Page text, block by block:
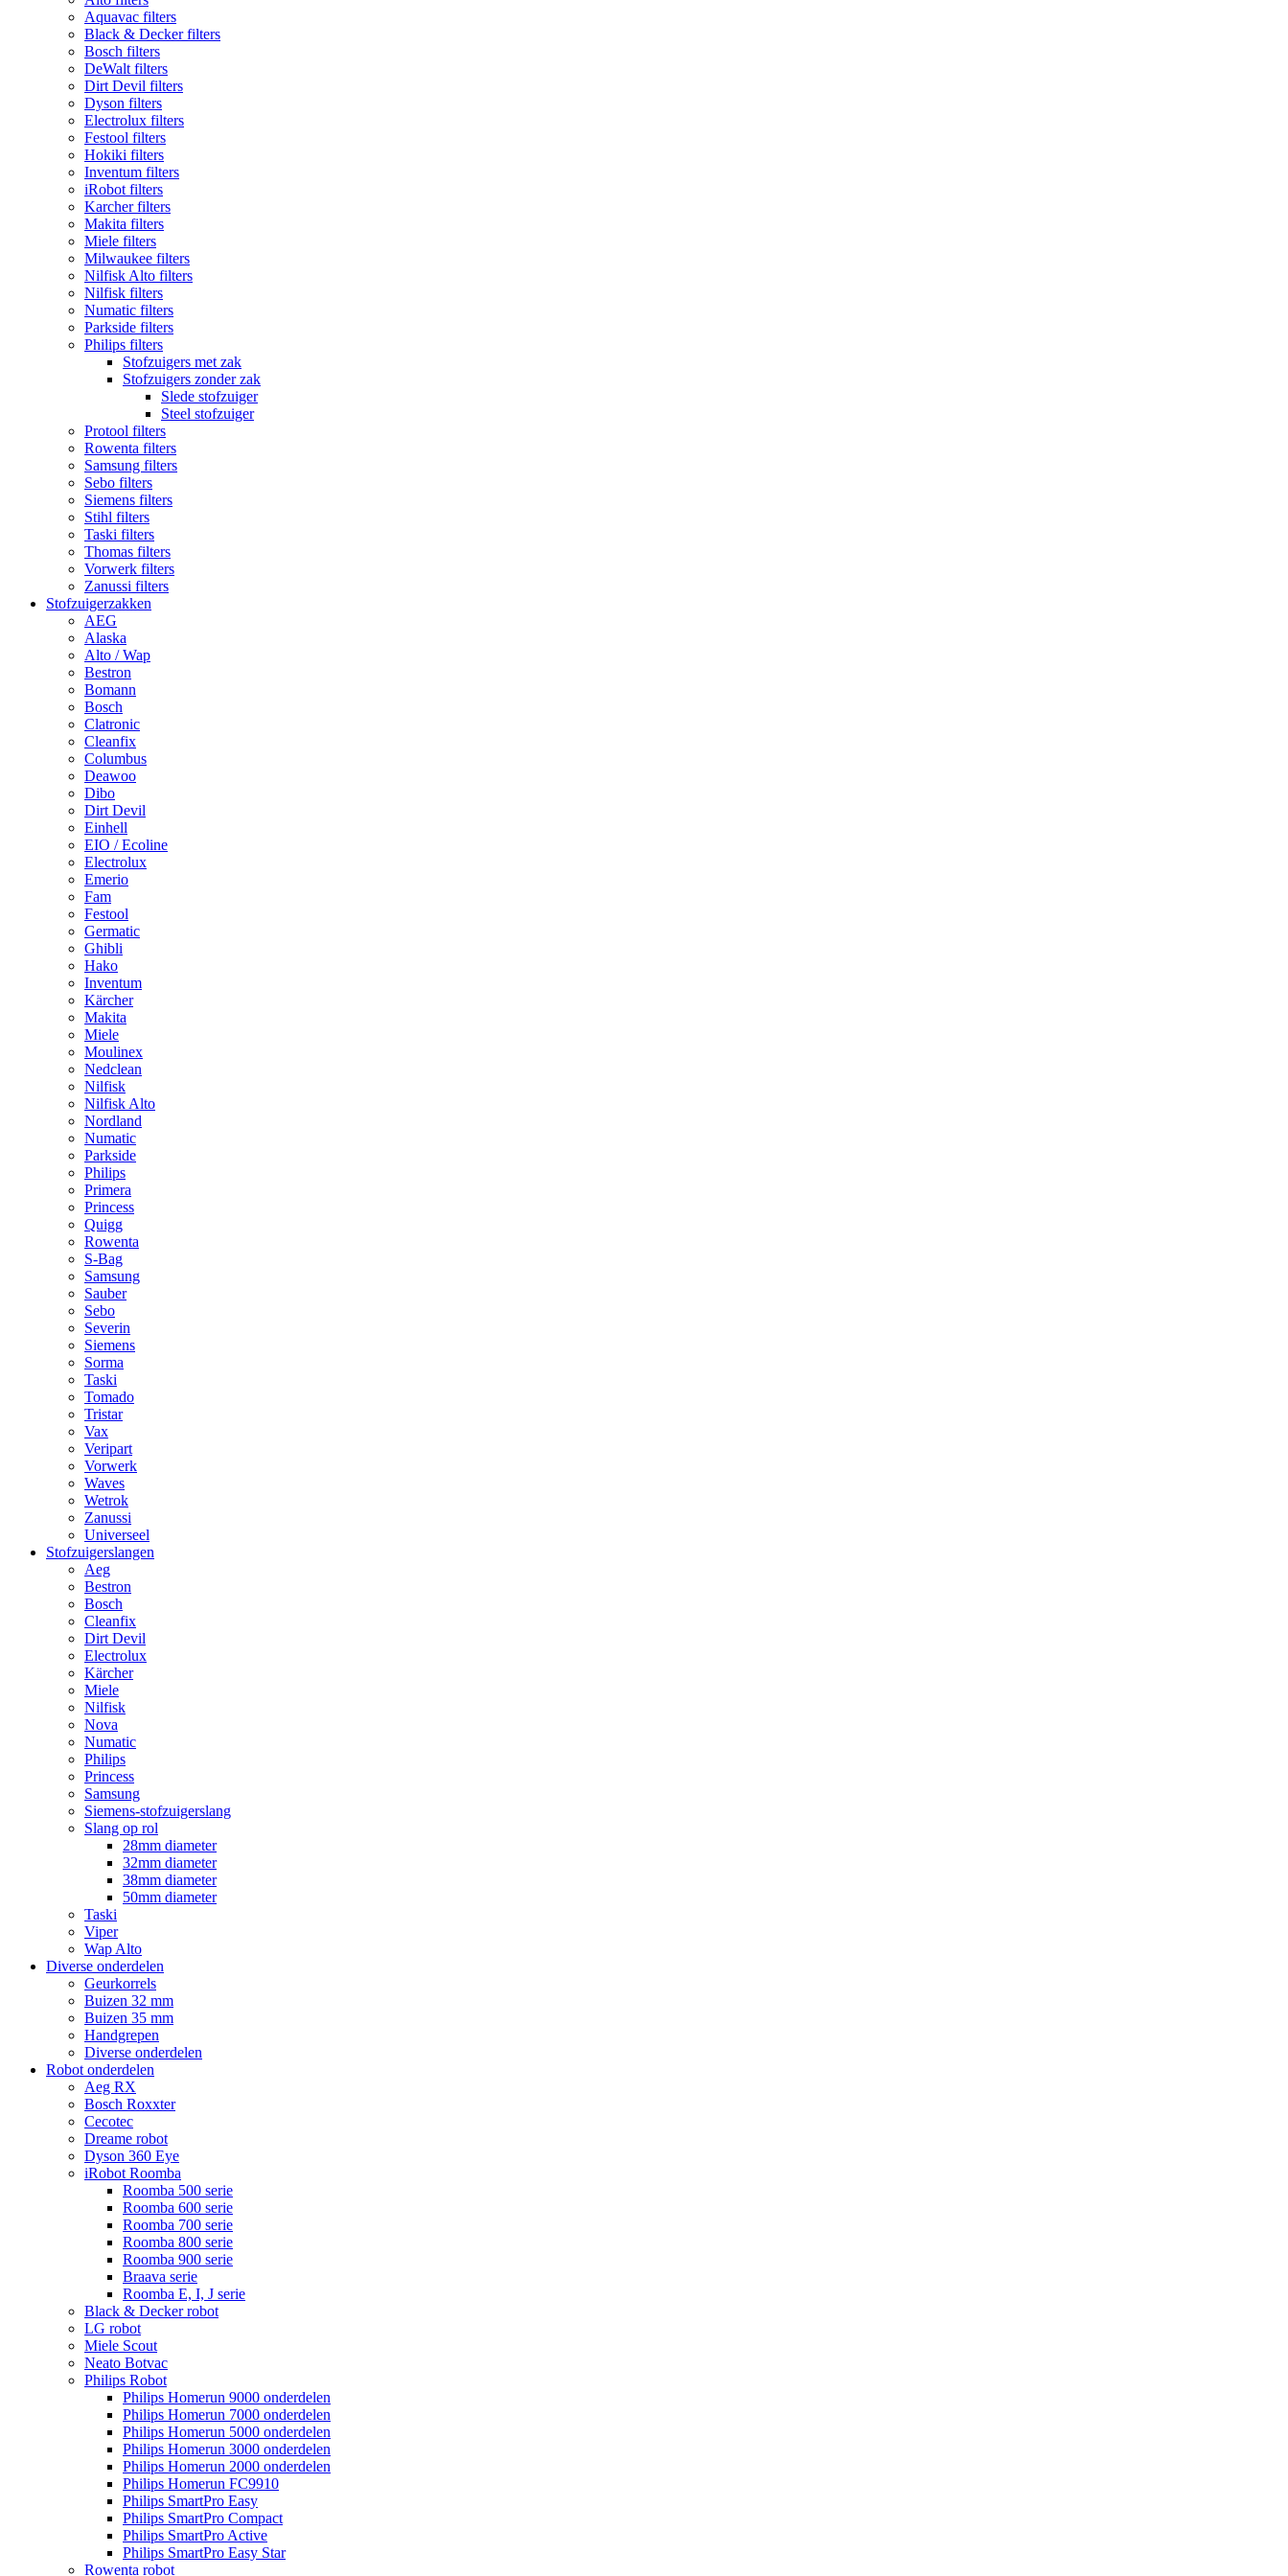
Aquavac filters
Black & Decker filters
Bosch filters
DeWalt filters
Dirt Devil filters
Dyson filters
Electrolux filters
Festool filters
Hokiki filters
Inventum filters
iRobot filters
Karcher filters
Makita filters
Miele filters
Milwaukee filters
Nilfisk Alto filters
Nilfisk filters
Numatic filters
Parkside filters
Philips filters
Stofzuigers met zak
Stofzuigers zonder zak
Slede stofzuiger
Steel stofzuiger
Protool filters
Rowenta filters
Samsung filters
Sebo filters
Siemens filters
Stihl filters
Taski filters
Thomas filters
Vorwerk filters
Zanussi filters
Stofzuigerzakken
AEG
Alaska
Alto / Wap
Bestron
Bomann
Bosch
Clatronic
Cleanfix
Columbus
Deawoo
Dibo
Dirt Devil
Einhell
EIO / Ecoline
Electrolux
Emerio
Fam
Festool
Germatic
Ghibli
Hako
Inventum
Kärcher
Makita
Miele
Moulinex
Nedclean
Nilfisk
Nilfisk Alto
Nordland
Numatic
Parkside
Philips
Primera
Princess
Quigg
Rowenta
S-Bag
Samsung
Sauber
Sebo
Severin
Siemens
Sorma
Taski
Tomado
Tristar
Vax
Veripart
Vorwerk
Waves
Wetrok
Zanussi
Universeel
Stofzuigerslangen
Aeg
Bestron
Bosch
Cleanfix
Dirt Devil
Electrolux
Kärcher
Miele
Nilfisk
Nova
Numatic
Philips
Princess
Samsung
Siemens-stofzuigerslang
Slang op rol
28mm diameter
32mm diameter
38mm diameter
50mm diameter
Taski
Viper
Wap Alto
Diverse onderdelen
Geurkorrels
Buizen 32 mm
Buizen 35 mm
Handgrepen
Diverse onderdelen
Robot onderdelen
Aeg RX
Bosch Roxxter
Cecotec
Dreame robot
Dyson 360 Eye
iRobot Roomba
Roomba 500 serie
Roomba 600 serie
Roomba 700 serie
Roomba 800 serie
Roomba 900 serie
Braava serie
Roomba E, I, J serie
Black & Decker robot
LG robot
Miele Scout
Neato Botvac
Philips Robot
Philips Homerun 9000 onderdelen
Philips Homerun 7000 onderdelen
Philips Homerun 5000 onderdelen
Philips Homerun 3000 onderdelen
Philips Homerun 2000 onderdelen
Philips Homerun FC9910
Philips SmartPro Easy
Philips SmartPro Compact
Philips SmartPro Active
Philips SmartPro Easy Star
Rowenta robot